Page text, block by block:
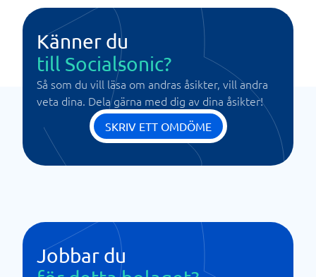
Känner du
till Socialsonic?
Så som du vill läsa om andras åsikter, vill andra
veta dina. Dela gärna med dig av dina åsikter!
SKRIV ETT OMDÖME
Jobbar du